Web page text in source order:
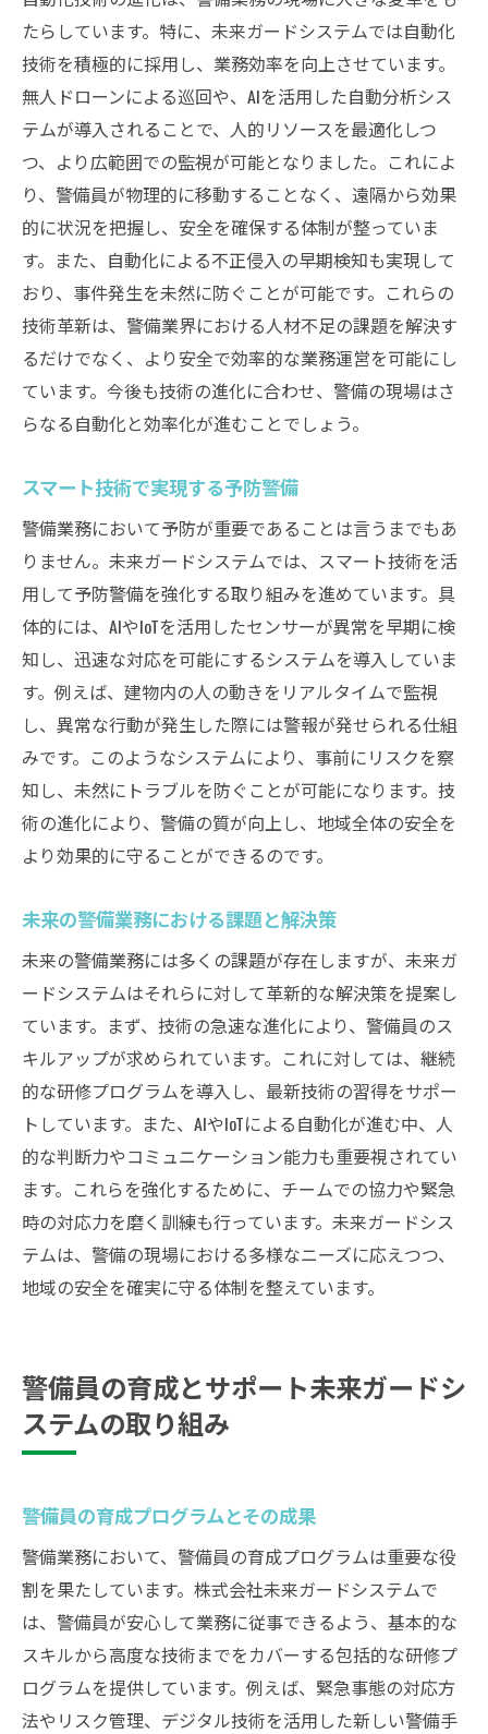
たらしています。特に、未来ガードシステムでは自動化
技術を積極的に採用し、業務効率を向上させています。
無人ドローンによる巡回や、AIを活用した自動分析シス
テムが導入されることで、人的リソースを最適化しつ
つ、より広範囲での監視が可能となりました。これによ
り、警備員が物理的に移動することなく、遠隔から効果
的に状況を把握し、安全を確保する体制が整っていま
す。また、自動化による不正侵入の早期検知も実現して
おり、事件発生を未然に防ぐことが可能です。これらの
技術革新は、警備業界における人材不足の課題を解決す
るだけでなく、より安全で効率的な業務運営を可能にし
ています。今後も技術の進化に合わせ、警備の現場はさ
らなる自動化と効率化が進むことでしょう。
スマート技術で実現する予防警備
警備業務において予防が重要であることは言うまでもあ
りません。未来ガードシステムでは、スマート技術を活
用して予防警備を強化する取り組みを進めています。具
体的には、AIやIoTを活用したセンサーが異常を早期に検
知し、迅速な対応を可能にするシステムを導入していま
す。例えば、建物内の人の動きをリアルタイムで監視
し、異常な行動が発生した際には警報が発せられる仕組
みです。このようなシステムにより、事前にリスクを察
知し、未然にトラブルを防ぐことが可能になります。技
術の進化により、警備の質が向上し、地域全体の安全を
より効果的に守ることができるのです。
未来の警備業務における課題と解決策
未来の警備業務には多くの課題が存在しますが、未来ガ
ードシステムはそれらに対して革新的な解決策を提案し
ています。まず、技術の急速な進化により、警備員のス
キルアップが求められています。これに対しては、継続
的な研修プログラムを導入し、最新技術の習得をサポー
トしています。また、AIやIoTによる自動化が進む中、人
的な判断力やコミュニケーション能力も重要視されてい
ます。これらを強化するために、チームでの協力や緊急
時の対応力を磨く訓練も行っています。未来ガードシス
テムは、警備の現場における多様なニーズに応えつつ、
地域の安全を確実に守る体制を整えています。
警備員の育成とサポート未来ガードシ
ステムの取り組み
警備員の育成プログラムとその成果
警備業務において、警備員の育成プログラムは重要な役
割を果たしています。株式会社未来ガードシステムで
は、警備員が安心して業務に従事できるよう、基本的な
スキルから高度な技術までをカバーする包括的な研修プ
ログラムを提供しています。例えば、緊急事態の対応方
法やリスク管理、デジタル技術を活用した新しい警備手